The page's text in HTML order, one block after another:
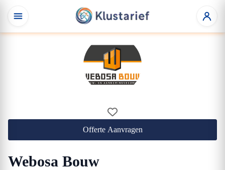
Offerte Aanvragen
Webosa Bouw